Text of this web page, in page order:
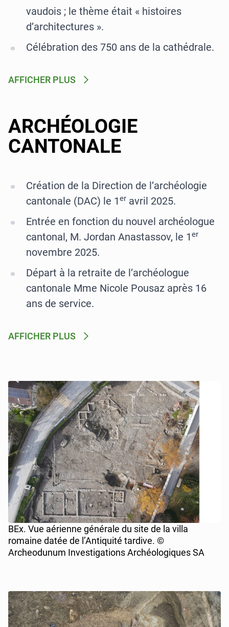
vaudois ; le thème était « histoires
d’architectures ».
Célébration des 750 ans de la cathédrale.
AFFICHER PLUS
ARCHÉOLOGIE
CANTONALE
Création de la Direction de l’archéologie
cantonale (DAC) le 1er avril 2025.
Entrée en fonction du nouvel archéologue
cantonal, M. Jordan Anastassov, le 1er
novembre 2025.
Départ à la retraite de l’archéologue
cantonale Mme Nicole Pousaz après 16
ans de service.
AFFICHER PLUS
BEx. Vue aérienne générale du site de la villa
romaine datée de l’Antiquité tardive. ©
Archeodunum Investigations Archéologiques SA